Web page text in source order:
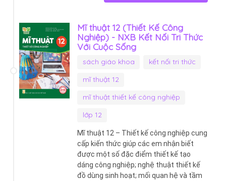
Mĩ thuật 12 (Thiết Kế Công
Nghiệp) - NXB Kết Nối Tri Thức
Với Cuộc Sống
sách giáo khoa
kết nối tri thức
mĩ thuật 12
mĩ thuật thiết kế công nghiệp
lớp 12
Mĩ thuật 12 – Thiết kế công nghiệp cung
cấp kiến thức giúp các em nhận biết
được một số đặc điểm thiết kế tạo
dáng công nghiệp; nghệ thuật thiết kế
đồ dùng sinh hoạt; mối quan hệ và tầm